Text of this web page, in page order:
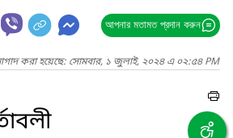
আপনার মতামত প্রদান করুন
করা হয়েছে: সোমবার, ১ জুলাই, ২০২৪ এ ০২:৫৪ PM